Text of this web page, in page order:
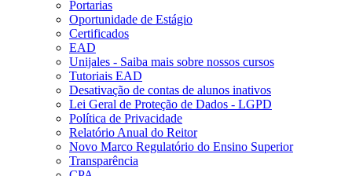
Portarias
Oportunidade de Estágio
Certificados
EAD
Unijales - Saiba mais sobre nossos cursos
Tutoriais EAD
Desativação de contas de alunos inativos
Lei Geral de Proteção de Dados - LGPD
Política de Privacidade
Relatório Anual do Reitor
Novo Marco Regulatório do Ensino Superior
Transparência